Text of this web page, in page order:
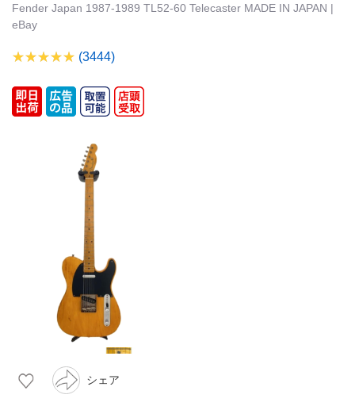
Fender Japan 1987-1989 TL52-60 Telecaster MADE IN JAPAN |
eBay
(3444)
シェア